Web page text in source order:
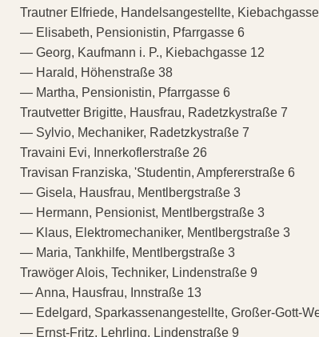
Trautner Elfriede, Handelsangestellte,
— Elisabeth, Pensionistin, Pfarrgasse 6
— Georg, Kaufmann i. P., Kiebachgasse 12
— Harald, Höhenstraße 38
— Martha, Pensionistin, Pfarrgasse 6
Trautvetter Brigitte, Hausfrau, Radetzkystraße 7
— Sylvio, Mechaniker, Radetzkystraße 7
Travaini Evi, Innerkoflerstraße 26
Travisan Franziska, 'Studentin, Ampfererstraße 6
— Gisela, Hausfrau, Mentlbergstraße 3
— Hermann, Pensionist, Mentlbergstraße 3
— Klaus, Elektromechaniker, Mentlbergstraße 3
— Maria, Tankhilfe, Mentlbergstraße 3
Trawöger Alois, Techniker, Lindenstraße 9
— Anna, Hausfrau, Innstraße 13
— Edelgard, Sparkassenangestellte, Großer-Gott-
— Ernst-Fritz, Lehrling, Lindenstraße 9